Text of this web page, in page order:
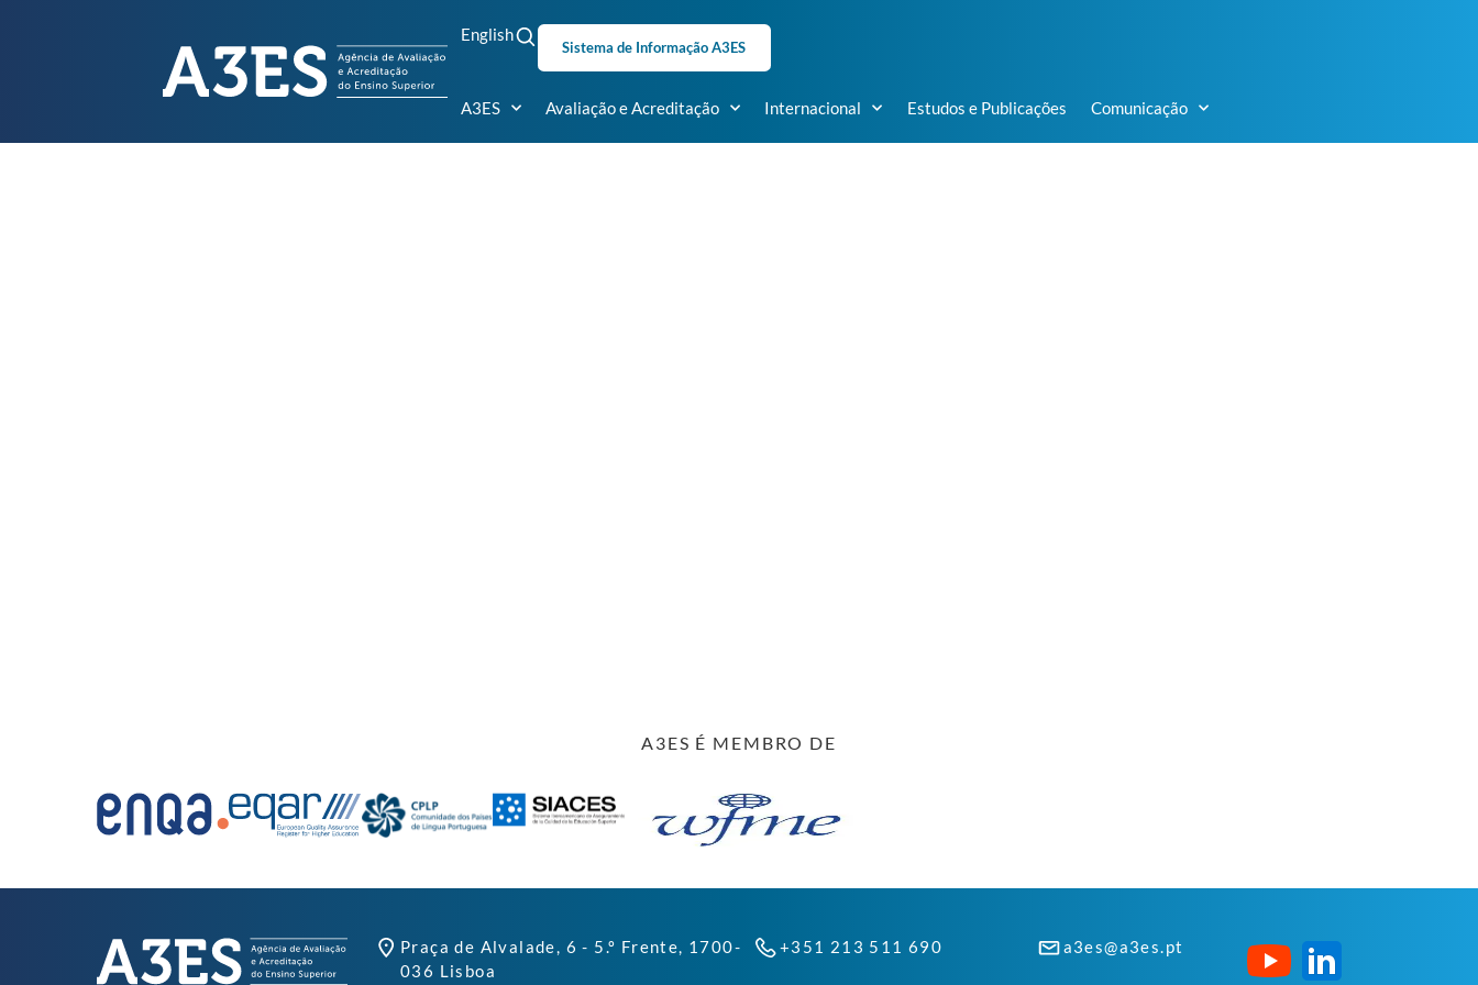
English
Sistema de Informação A3ES
A3ES Avaliação e Acreditação Internacional Estudos e Publicações Comunicação
A3ES É MEMBRO DE
Praça de Alvalade, 6 - 5.º Frente, 1700-
036 Lisboa
+351 213 511 690 a3es@a3es.pt